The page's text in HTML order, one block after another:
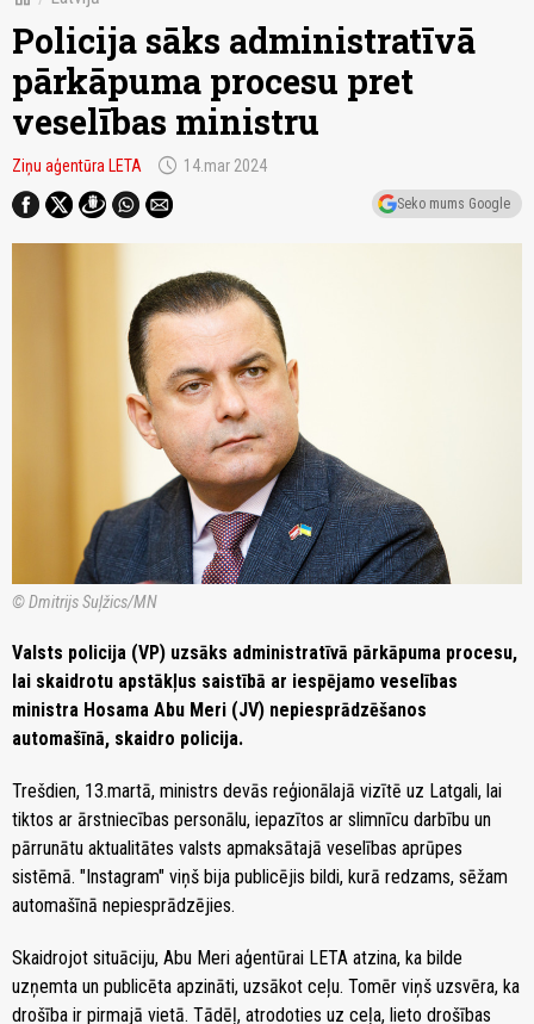
Policija sāks administratīvā
pārkāpuma procesu pret
veselības ministru
Ziņu aģentūra LETA schedule 14.mar 2024
Seko mums Google
© Dmitrijs Suļžics/MN
Valsts policija (VP) uzsāks administratīvā pārkāpuma procesu,
lai skaidrotu apstākļus saistībā ar iespējamo veselības
ministra Hosama Abu Meri (JV) nepiesprādzēšanos
automašīnā, skaidro policija.
Trešdien, 13.martā, ministrs devās reģionālajā vizītē uz Latgali, lai
tiktos ar ārstniecības personālu, iepazītos ar slimnīcu darbību un
pārrunātu aktualitātes valsts apmaksātajā veselības aprūpes
sistēmā. "Instagram" viņš bija publicējis bildi, kurā redzams, sēžam
automašīnā nepiesprādzējies.
Skaidrojot situāciju, Abu Meri aģentūrai LETA atzina, ka bilde
uzņemta un publicēta apzināti, uzsākot ceļu. Tomēr viņš uzsvēra, ka
drošība ir pirmajā vietā. Tādēļ, atrodoties uz ceļa, lieto drošības